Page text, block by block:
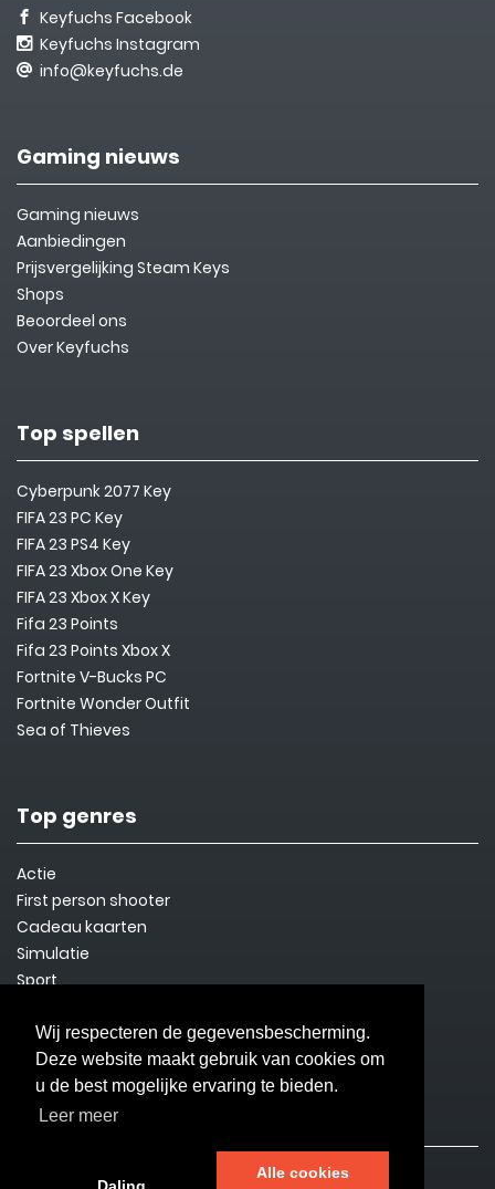
Wij respecteren de gegevensbescherming.
Deze website maakt gebruik van cookies om
u de best mogelijke ervaring te bieden.
Leer meer
Alle cookies
Keyfuchs Facebook
Keyfuchs Instagram
info@keyfuchs.de
Gaming nieuws
Gaming nieuws
Aanbiedingen
Prijsvergelijking Steam Keys
Shops
Beoordeel ons
Over Keyfuchs
Top spellen
Cyberpunk 2077 Key
FIFA 23 PC Key
FIFA 23 PS4 Key
FIFA 23 Xbox One Key
FIFA 23 Xbox X Key
Fifa 23 Points
Fifa 23 Points Xbox X
Fortnite V-Bucks PC
Fortnite Wonder Outfit
Sea of Thieves
Top genres
Actie
First person shooter
Cadeau kaarten
Simulatie
Sport
Overleven
Informatie